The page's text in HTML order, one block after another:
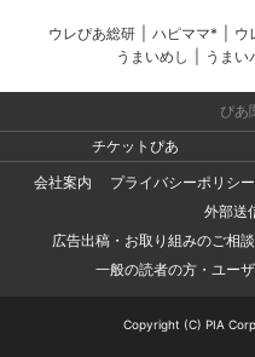
ウレぴあ総研 ハピママ* ウ
うまいめし
うまい
ぴあ
チケットぴあ
会社案内
プライバシーポリシー
外部送
広告出稿・お取り組みのご相
一般の読者の方・ユー
Copyright (C) PIA